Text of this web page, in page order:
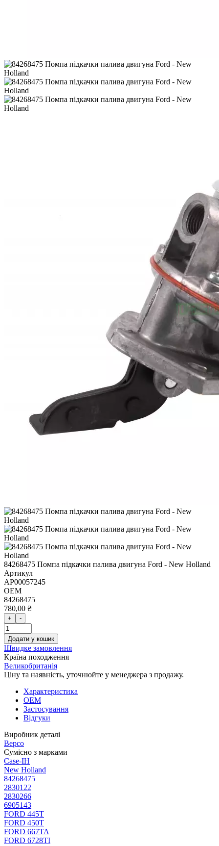
84268475 Помпа підкачки палива двигуна Ford - New Holland
Артикул
AP00057245
OEM
84268475
780,00 ₴
+ -
Додати у кошик
Швидке замовлення
Країна походження
Великобританія
Ціну та наявність, уточнюйте у менеджера з продажу.
Характеристика
OEM
Застосування
Відгуки
Виробник деталі
Bepco
Сумісно з марками
Case-IH
New Holland
84268475
2830122
2830266
6905143
FORD 445T
FORD 450T
FORD 667TA
FORD 6728TI